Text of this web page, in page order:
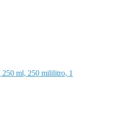
250 ml, 250 mililitro, 1